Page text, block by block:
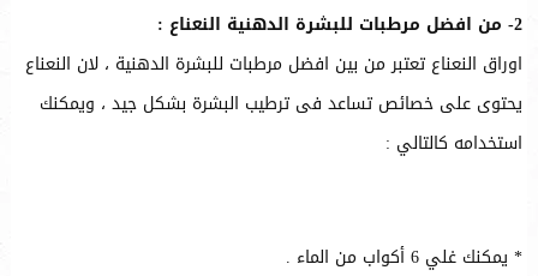
2- من افضل مرطبات للبشرة الدهنية النعناع :
اوراق النعناع تعتبر من بين افضل مرطبات للبشرة الدهنية ، لان النعناع
يحتوى على خصائص تساعد فى ترطيب البشرة بشكل جيد ، ويمكنك
استخدامه كالتالي :
* يمكنك غلي 6 أكواب من الماء .